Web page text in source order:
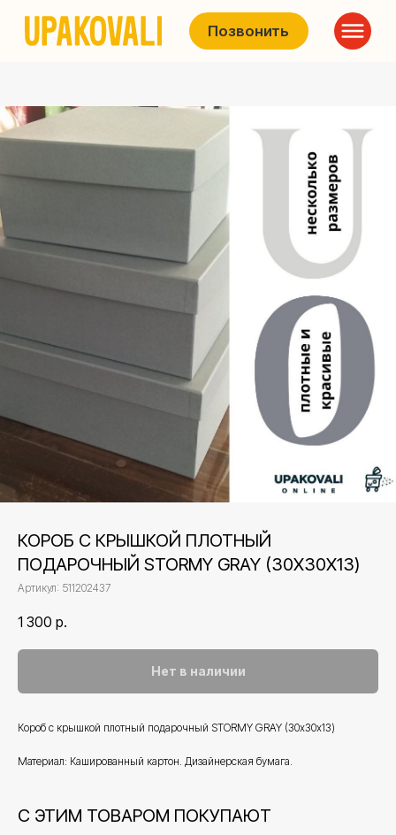
Позвонить
КОРОБ С КРЫШКОЙ ПЛОТНЫЙ
ПОДАРОЧНЫЙ STORMY GRAY (30Х30Х13)
Артикул: 511202437
1 300 р.
Нет в наличии
Короб с крышкой плотный подарочный STORMY GRAY (30х30х13)
Материал: Кашированный картон. Дизайнерская бумага.
С ЭТИМ ТОВАРОМ ПОКУПАЮТ